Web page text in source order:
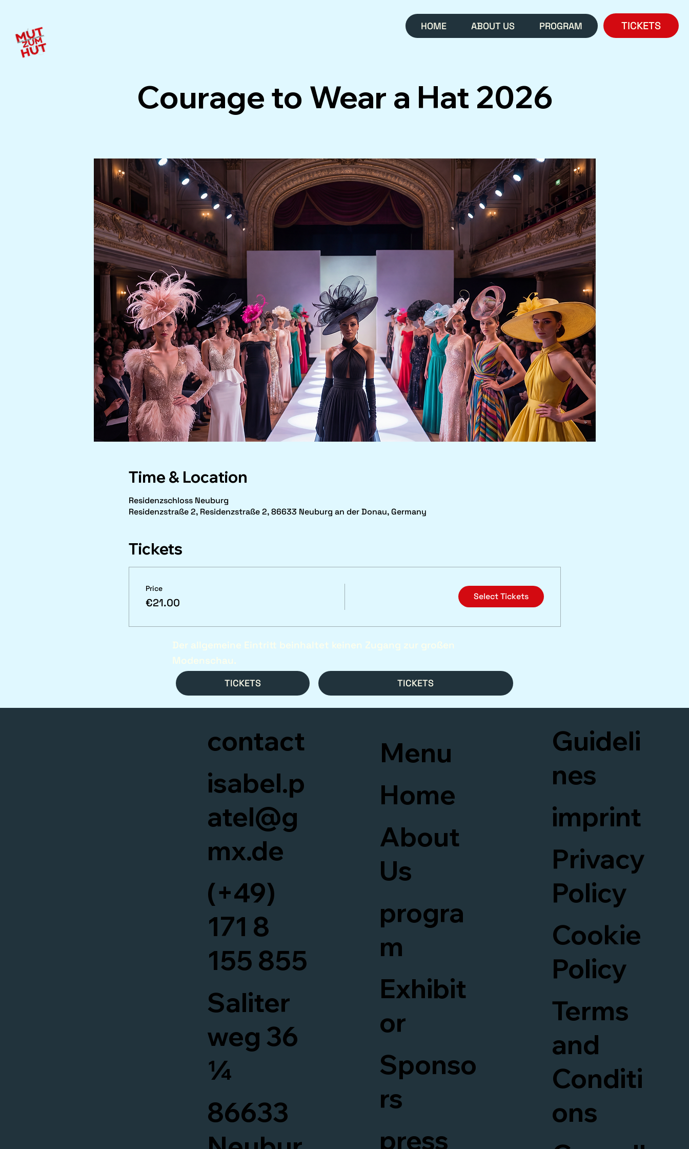
HOME ABOUT US PROGRAM TICKETS
Courage to Wear a Hat 2026
Time & Location
Residenzschloss Neuburg
Residenzstraße 2, Residenzstraße 2, 86633 Neuburg an der Donau, Germany
Tickets
Price
€21.00 Select Tickets
Der allgemeine Eintritt beinhaltet keinen Zugang zur großen
Modenschau.
TICKETS TICKETS
contact
isabel.p
atel@g
mx.de
(+49)
171 8
155 855
Saliter
weg 36
¼
86633
Menu
Home
About
Us
progra
m
Exhibit
or
Sponso
rs
press
Guideli
nes
imprint
Privacy
Policy
Cookie
Policy
Terms
and
Conditi
ons